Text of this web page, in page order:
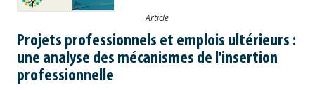
Article
Projets professionnels et emplois ultérieurs :
une analyse des mécanismes de l'insertion
professionnelle